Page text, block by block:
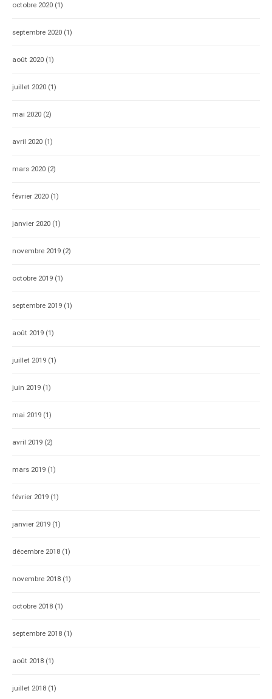
octobre 2020 (1)
septembre 2020 (1)
août 2020 (1)
juillet 2020 (1)
mai 2020 (2)
avril 2020 (1)
mars 2020 (2)
février 2020 (1)
janvier 2020 (1)
novembre 2019 (2)
octobre 2019 (1)
septembre 2019 (1)
août 2019 (1)
juillet 2019 (1)
juin 2019 (1)
mai 2019 (1)
avril 2019 (2)
mars 2019 (1)
février 2019 (1)
janvier 2019 (1)
décembre 2018 (1)
novembre 2018 (1)
octobre 2018 (1)
septembre 2018 (1)
août 2018 (1)
juillet 2018 (1)